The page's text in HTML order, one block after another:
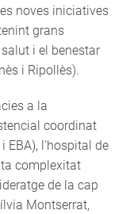
noves iniciatives
grans
i el benestar
i Ripollès).
a la
coordinat
EBA), l'hospital de
complexitat
de la cap
Montserrat,